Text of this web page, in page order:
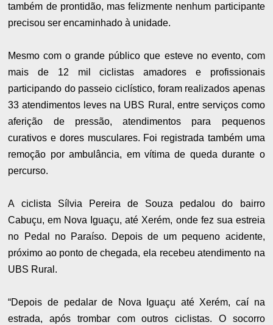
também de prontidão, mas felizmente nenhum participante
precisou ser encaminhado à unidade.
Mesmo com o grande público que esteve no evento, com
mais de 12 mil ciclistas amadores e profissionais
participando do passeio ciclístico, foram realizados apenas
33 atendimentos leves na UBS Rural, entre serviços como
aferição de pressão, atendimentos para pequenos
curativos e dores musculares. Foi registrada também uma
remoção por ambulância, em vítima de queda durante o
percurso.
A ciclista Sílvia Pereira de Souza pedalou do bairro
Cabuçu, em Nova Iguaçu, até Xerém, onde fez sua estreia
no Pedal no Paraíso. Depois de um pequeno acidente,
próximo ao ponto de chegada, ela recebeu atendimento na
UBS Rural.
“Depois de pedalar de Nova Iguaçu até Xerém, caí na
estrada, após trombar com outros ciclistas. O socorro